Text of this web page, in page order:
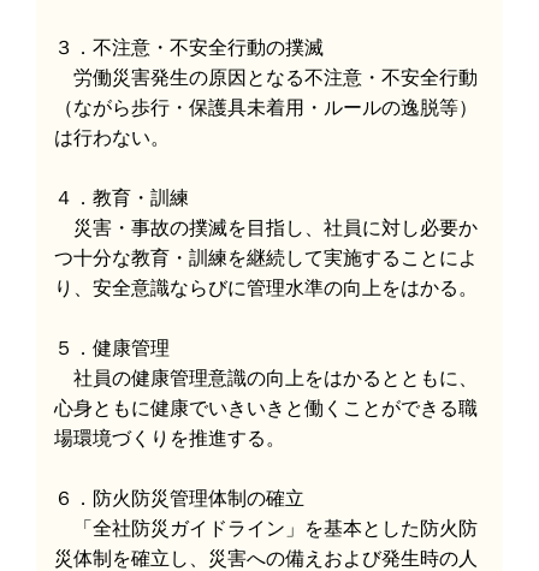
３．不注意・不安全行動の撲滅
労働災害発生の原因となる不注意・不安全行動
（ながら歩行・保護具未着用・ルールの逸脱等）
は行わない。
４．教育・訓練
災害・事故の撲滅を目指し、社員に対し必要か
つ十分な教育・訓練を継続して実施することによ
り、安全意識ならびに管理水準の向上をはかる。
５．健康管理
社員の健康管理意識の向上をはかるとともに、
心身ともに健康でいきいきと働くことができる職
場環境づくりを推進する。
６．防火防災管理体制の確立
「全社防災ガイドライン」を基本とした防火防
災体制を確立し、災害への備えおよび発生時の人